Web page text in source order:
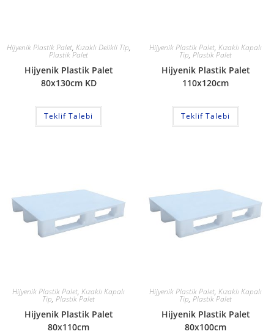
Hijyenik Plastik Palet, Kızaklı Delikli Tip,
Plastik Palet
Hijyenik Plastik Palet
80x130cm KD
Teklif Talebi
Hijyenik Plastik Palet, Kızaklı Kapalı
Tip, Plastik Palet
Hijyenik Plastik Palet
110x120cm
Teklif Talebi
Hijyenik Plastik Palet, Kızaklı Kapalı
Tip, Plastik Palet
Hijyenik Plastik Palet
80x110cm
Hijyenik Plastik Palet, Kızaklı Kapalı
Tip, Plastik Palet
Hijyenik Plastik Palet
80x100cm